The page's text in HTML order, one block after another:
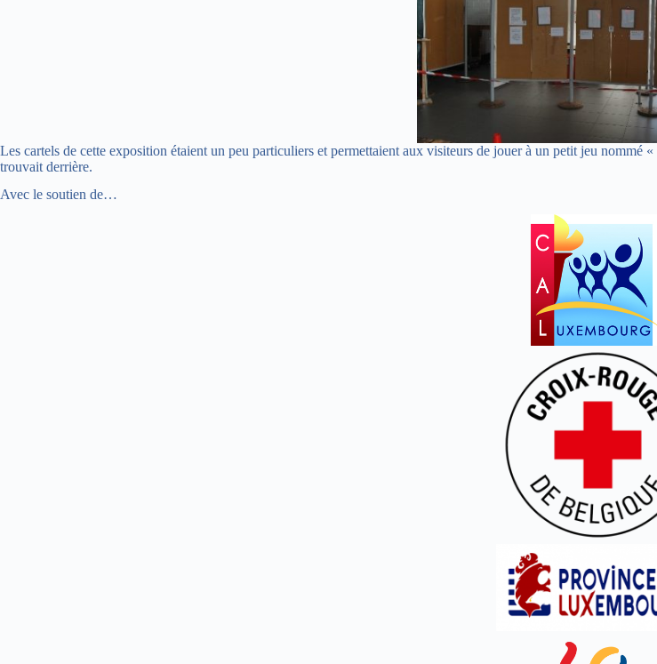
Les cartels de cette exposition étaient un peu particuliers et permettaient aux visiteurs de jouer à un petit jeu nommé «
trouvait derrière.
Avec le soutien de…